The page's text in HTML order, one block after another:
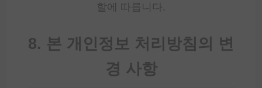
할에 따릅니다.
8. 본 개인정보 처리방침의 변
경 사항